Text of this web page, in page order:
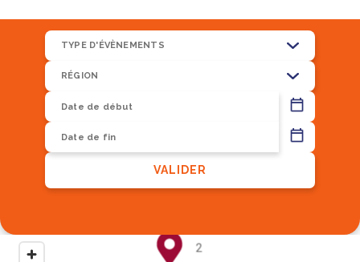
TYPE D'ÉVÈNEMENTS
RÉGION
VALIDER
2
13